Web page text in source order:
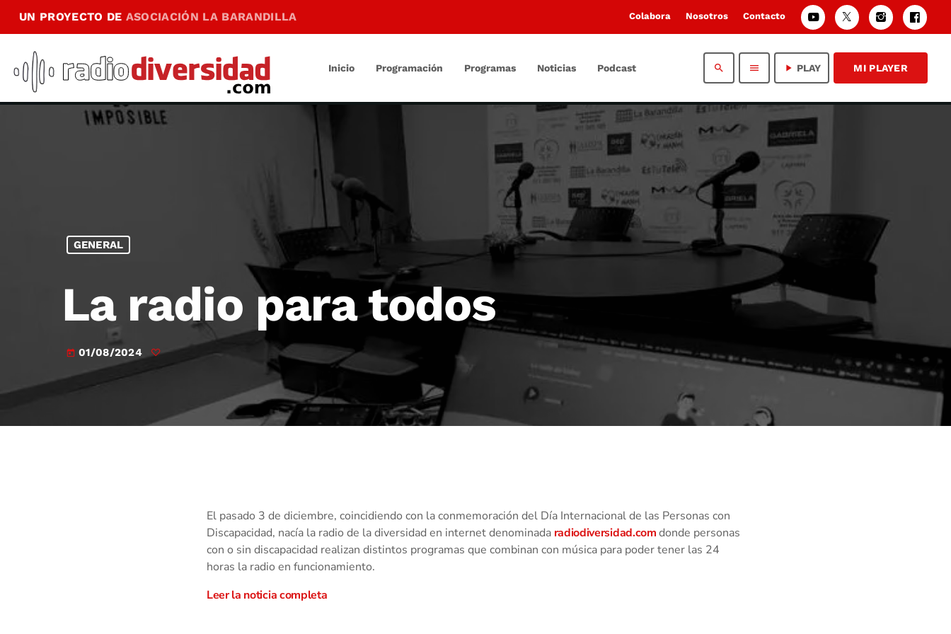
UN PROYECTO DE ASOCIACIÓN LA BARANDILLA Colabora Nosotros Contacto
Inicio Programación Programas Noticias Podcast search menu play_arrow PLAY MI PLAYER
GENERAL
La radio para todos
today 01/08/2024
El pasado 3 de diciembre, coincidiendo con la conmemoración del Día Internacional de las Personas con
Discapacidad, nacía la radio de la diversidad en internet denominada radiodiversidad.comdonde personas
con o sin discapacidad realizan distintos programas que combinan con música para poder tener las 24
horas la radio en funcionamiento.
Leer la noticia completa